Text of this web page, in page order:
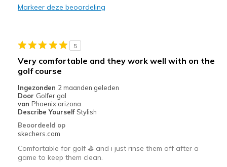
Minpunten
I wish the heel had an adjustable strap.
Beste toepassingen
Casual Wear
Golf
Sizing
Feels true to size
View On Shoes
Shoes are for Wearing
Markeer deze beoordeling
5
Very comfortable and they work well with on the
golf course
Ingezonden 2 maanden geleden
Door Golfer gal
van Phoenix arizona
Describe Yourself Stylish
Beoordeeld op
skechers.com
Comfortable for golf ⛳️ and i just rinse them off after a
game to keep them clean.